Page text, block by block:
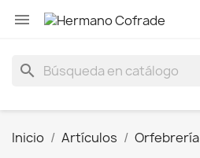

search
Inicio Artículos Orfebrería